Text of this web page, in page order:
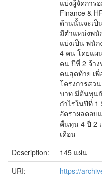
แบ่งผู้จัดการ
Finance &
ด้านนั้นจะเป็
มีตำแหน่งพนั
แบ่งเป็น พนั
4 คน โดยแผ
คน ปีที่ 2 จ้า
คนสุดท้าย เ
โครงการสว
บาท มีต้นทุนถั
กำไรในปีที่
อัตราผลตอบ
คืนทุน 4 ปี 2
เดือน
Description:
145 แผ่น
URI:
https://